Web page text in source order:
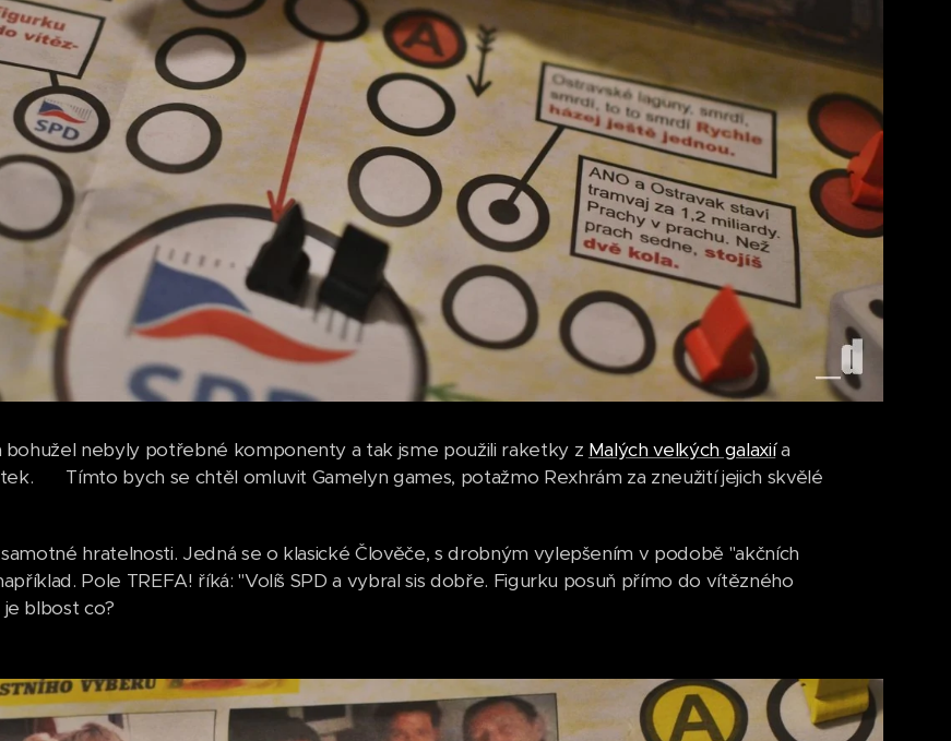
bohužel nebyly potřebné komponenty a tak jsme použili raketky z Malých velkých galaxiía
🤓 Tímto bych se chtěl omluvit Gamelyn games, potažmo Rexhrám za zneužití jejich skvělé
hratelnosti. Jedná se o klasické Člověče, s drobným vylepšením v podobě "akčních
Pole TREFA! říká: "Volíš SPD a vybral sis dobře. Figurku posuň přímo do vítězného
blbost co?